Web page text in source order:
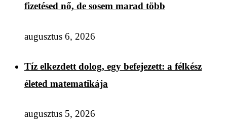
fizetésed nő, de sosem marad több
augusztus 6, 2026
Tíz elkezdett dolog, egy befejezett: a félkész
életed matematikája
augusztus 5, 2026